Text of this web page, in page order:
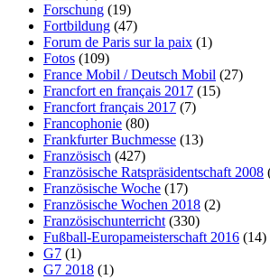
Forschung (19)
Fortbildung (47)
Forum de Paris sur la paix (1)
Fotos (109)
France Mobil / Deutsch Mobil (27)
Francfort en français 2017 (15)
Francfort français 2017 (7)
Francophonie (80)
Frankfurter Buchmesse (13)
Französisch (427)
Französische Ratspräsidentschaft 2008
Französische Woche (17)
Französische Wochen 2018 (2)
Französischunterricht (330)
Fußball-Europameisterschaft 2016 (14)
G7 (1)
G7 2018 (1)